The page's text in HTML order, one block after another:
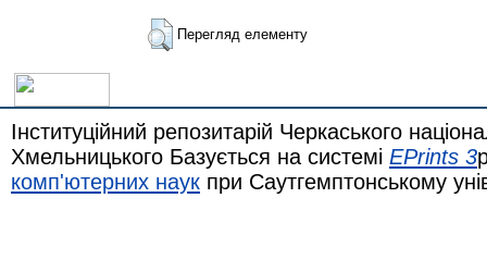
Перегляд елементу
Інституційний репозитарій Черкаського
Хмельницького Базується на системі EPrints 3
комп'ютерних наук при Саутгемптонському